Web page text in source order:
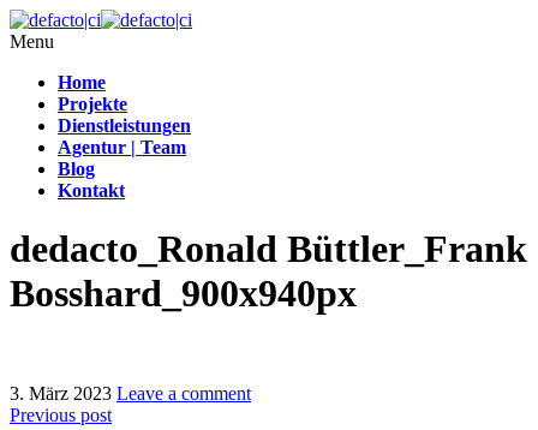
Menu
Home
Projekte
Dienstleistungen
Agentur | Team
Blog
Kontakt
dedacto_Ronald Büttler_Frank
Bosshard_900x940px
3. März 2023 Leave a comment
Previous post